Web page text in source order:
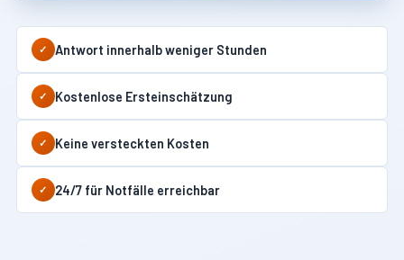
✓ Antwort innerhalb weniger Stunden
✓ Kostenlose Ersteinschätzung
✓ Keine versteckten Kosten
✓ 24/7 für Notfälle erreichbar